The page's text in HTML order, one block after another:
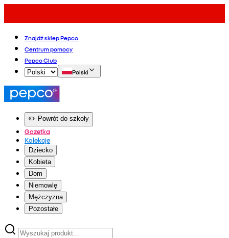
Znajdź sklep Pepco
Centrum pomocy
Pepco Club
Polski
✏️ Powrót do szkoły
Gazetka
Kolekcje
Dziecko
Kobieta
Dom
Niemowlę
Mężczyzna
Pozostałe